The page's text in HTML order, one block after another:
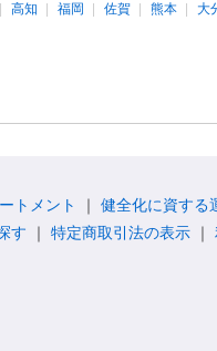
高知 福岡 佐賀 熊本 大
トメント 健全化に資する
す 特定商取引法の表示